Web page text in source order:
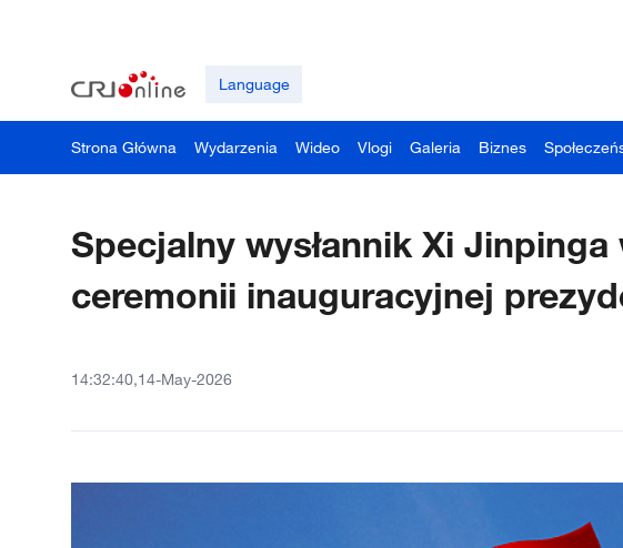
Language
Strona Główna Wydarzenia Wideo Vlogi Galeria Biznes
Specjalny wysłannik Xi Jinpinga
ceremonii inauguracyjnej
14:32:40,14-May-2026